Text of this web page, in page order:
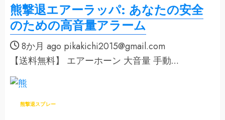
熊撃退エアーラッパ: あなたの安全
のための高音量アラーム
8か月 ago pikakichi2015@gmail.com
【送料無料】 エアーホーン 大音量 手動…
熊撃退スプレー